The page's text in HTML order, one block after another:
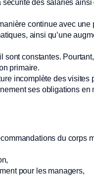
des salariés ainsi
continue avec une
ainsi qu’une
constantes.
primaire.
incomplète des visites
ses obligations en
du corps
pour les managers,